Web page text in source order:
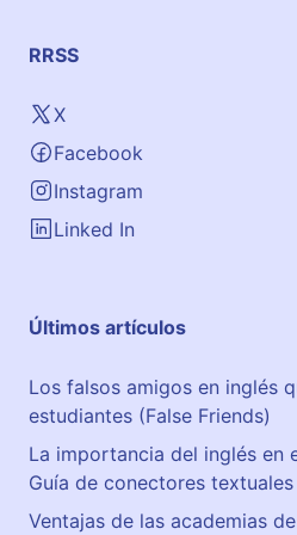
m
s
2
9
RRSS
X
Facebook
Instagram
Linked In
Últimos artículos
Los falsos amigos en inglés
estudiantes (False Friends)
La importancia del inglés en
Guía de conectores textuales
Ventajas de las academias